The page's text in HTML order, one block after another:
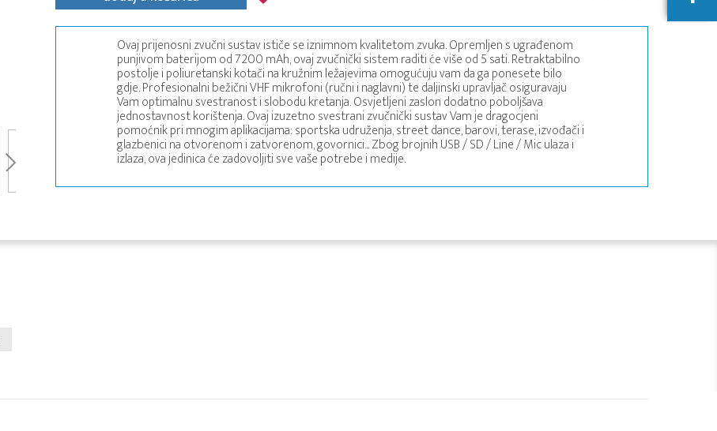
Ovaj prijenosni zvučni sustav ističe se iznimnom kvalitetom zvuka. Opremljen s ugrađenom
punjivom baterijom od 7200 mAh, ovaj zvučnički sistem raditi će više od 5 sati. Retraktabilno
postolje i poliuretanski kotači na kružnim ležajevima omogućuju vam da ga ponesete bilo
gdje. Profesionalni bežični VHF mikrofoni (ručni i naglavni) te daljinski upravljač osiguravaju
Vam optimalnu svestranost i slobodu kretanja. Osvjetljeni zaslon dodatno poboljšava
jednostavnost korištenja. Ovaj izuzetno svestrani zvučnički sustav Vam je dragocjeni
pomoćnik pri mnogim aplikacijama: sportska udruženja, street dance, barovi, terase, izvođači i
glazbenici na otvorenom i zatvorenom, govornici... Zbog brojnih USB / SD / Line / Mic ulaza i
izlaza, ova jedinica će zadovoljiti sve vaše potrebe i medije.